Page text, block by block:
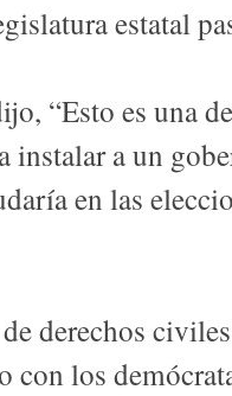
estatal
“Esto es una
instalar a un
en las
derechos
con los